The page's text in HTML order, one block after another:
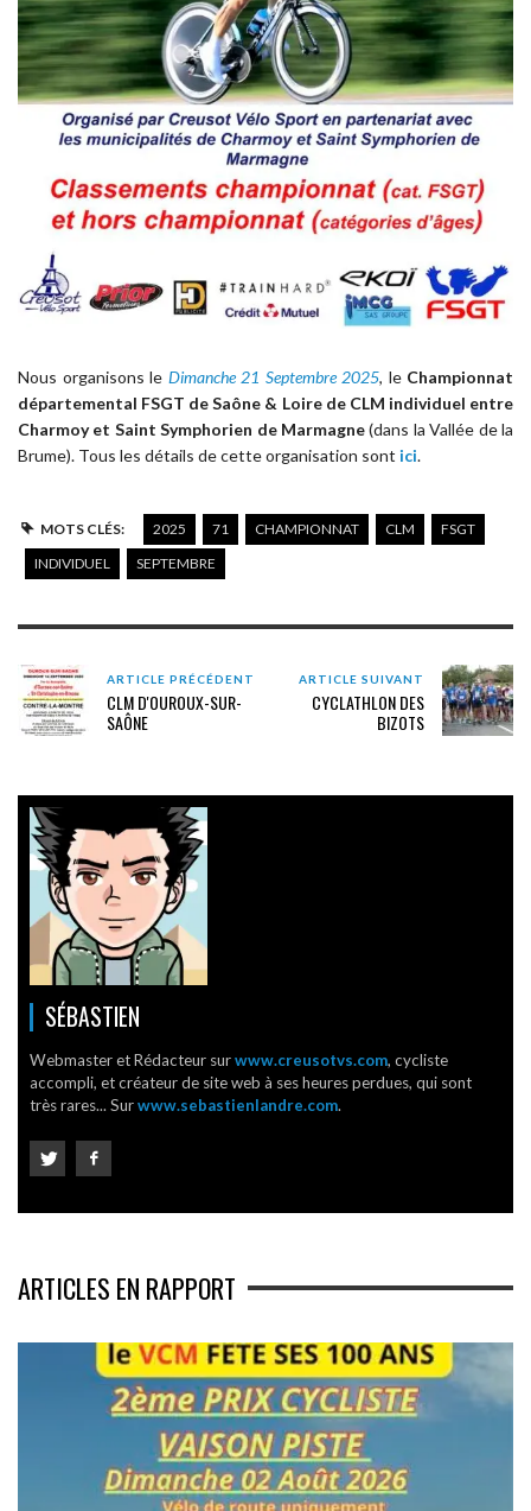
Nous organisons le Dimanche 21 Septembre 2025, le Championnat
départemental FSGT de Saône & Loire de CLM individuel entre
Charmoy et Saint Symphorien de Marmagne(dans la Vallée de la
Brume). Tous les détails de cette organisation sont ici.
MOTS CLÉS: 2025 71 CHAMPIONNAT CLM
FSGT
INDIVIDUEL
SEPTEMBRE
ARTICLE PRÉCÉDENT
CLM D'OUROUX-SUR-
SAÔNE
ARTICLE SUIVANT
CYCLATHLON DES
BIZOTS
SÉBASTIEN
Webmaster et Rédacteur surwww.creusotvs.com, cycliste
accompli, et créateur de site web à ses heures perdues, qui sont
très rares... Surwww.sebastienlandre.com.
ARTICLES EN RAPPORT